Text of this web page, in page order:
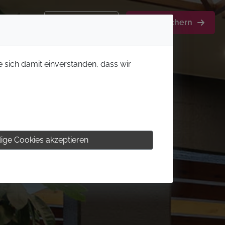
Aktion sichern
sich damit einverstanden, dass wir
Cookies akzeptieren